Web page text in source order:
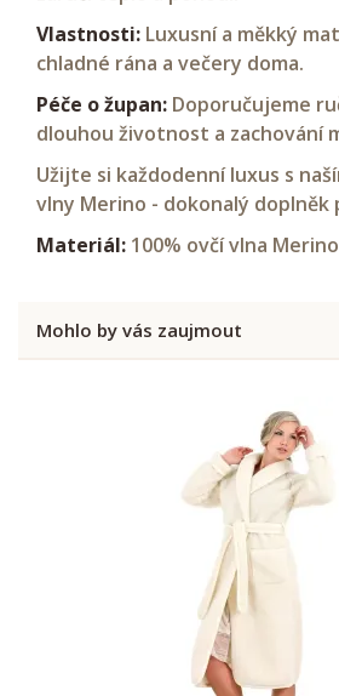
Vlastnosti: Luxusní a měkký
chladné rána a večery doma.
Péče o župan: Doporučujeme
dlouhou životnost a zachování
Užijte si každodenní luxus s
vlny Merino - dokonalý doplněk
Materiál: 100% ovčí vlna Merino
Mohlo by vás zaujmout